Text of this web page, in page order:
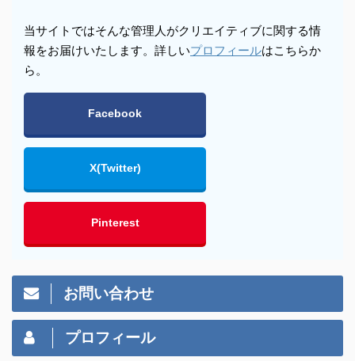
当サイトではそんな管理人がクリエイティブに関する情
報をお届けいたします。詳しいプロフィールはこちらか
ら。
Facebook
X(Twitter)
Pinterest
お問い合わせ
プロフィール